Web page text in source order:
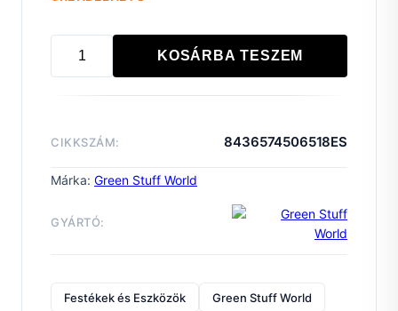
Liquid
KOSÁRBA TESZEM
CIKKSZÁM: 8436574506518ES
Márka: Green Stuff World
GYÁRTÓ:
Festékek és Eszközök Green Stuff World